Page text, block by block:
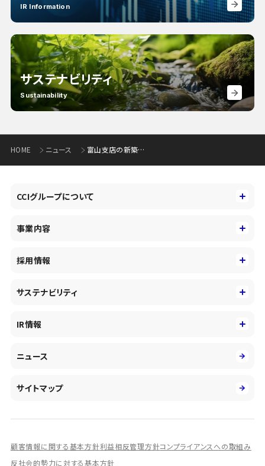
IR Information
サステナビリティ
Sustainability
HOME ニュース 富山支店の新築オープン及び富山南支店・マネープラザ富山東部の移転について
CCIグループについて
コーポレートアイデンティティ
会社概要・沿革
事業内容
コンサルティング&アドバイザリー
投資事業の拡大
DXとシステムモダナイゼーション
人的資本経営の取組み
採用情報
キャリア採用
障がい者採用
サステナビリティ
社会
IR情報
有価証券報告書／四半期報告書
統合報告書
ディスクロージャー誌
IRプレゼンテーション資料
ニュース
サイトマップ
顧客情報に関する基本方針利益相反管理方針コンプライアンスへの取組み
反社会的勢力に対する基本方針